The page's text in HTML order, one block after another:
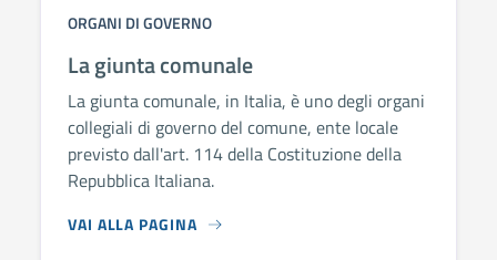
ORGANI DI GOVERNO
La giunta comunale
La giunta comunale, in Italia, è uno degli organi
collegiali di governo del comune, ente locale
previsto dall'art. 114 della Costituzione della
Repubblica Italiana.
VAI ALLA PAGINA